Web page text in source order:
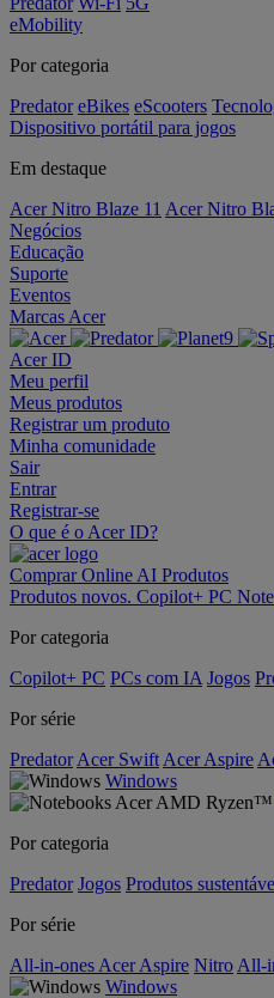
eMobility
Por categoria
Predator eBikes eScooters
Dispositivo portátil para jogos
Em destaque
Acer Nitro Blaze 11 Acer Nitro
Negócios
Educação
Suporte
Eventos
Marcas Acer
Acer ID
Meu perfil
Meus produtos
Registrar um produto
Minha comunidade
Sair
Entrar
Registrar-se
O que é o Acer ID?
Comprar Online AI Produtos
Produtos novos. Copilot+ PC
Por categoria
Copilot+ PC PCs com IA Jogos
Por série
Predator Acer Swift Acer Aspire
Windows
Por categoria
Predator Jogos Produtos
Por série
All-in-ones Acer Aspire Nitro All-
Windows